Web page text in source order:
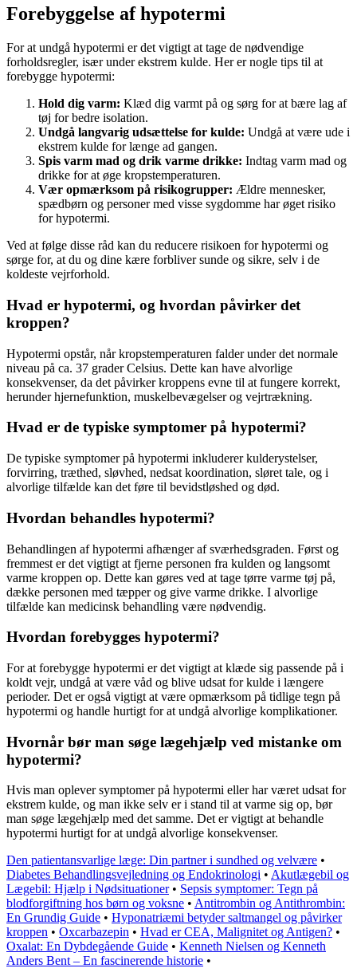
Forebyggelse af hypotermi
For at undgå hypotermi er det vigtigt at tage de nødvendige
forholdsregler, især under ekstrem kulde. Her er nogle tips til at
forebygge hypotermi:
Hold dig varm: Klæd dig varmt på og sørg for at bære lag af
tøj for bedre isolation.
Undgå langvarig udsættelse for kulde: Undgå at være ude i
ekstrem kulde for længe ad gangen.
Spis varm mad og drik varme drikke: Indtag varm mad og
drikke for at øge kropstemperaturen.
Vær opmærksom på risikogrupper: Ældre mennesker,
spædbørn og personer med visse sygdomme har øget risiko
for hypotermi.
Ved at følge disse råd kan du reducere risikoen for hypotermi og
sørge for, at du og dine kære forbliver sunde og sikre, selv i de
koldeste vejrforhold.
Hvad er hypotermi, og hvordan påvirker det
kroppen?
Hypotermi opstår, når kropstemperaturen falder under det normale
niveau på ca. 37 grader Celsius. Dette kan have alvorlige
konsekvenser, da det påvirker kroppens evne til at fungere korrekt,
herunder hjernefunktion, muskelbevægelser og vejrtrækning.
Hvad er de typiske symptomer på hypotermi?
De typiske symptomer på hypotermi inkluderer kulderystelser,
forvirring, træthed, sløvhed, nedsat koordination, sløret tale, og i
alvorlige tilfælde kan det føre til bevidstløshed og død.
Hvordan behandles hypotermi?
Behandlingen af hypotermi afhænger af sværhedsgraden. Først og
fremmest er det vigtigt at fjerne personen fra kulden og langsomt
varme kroppen op. Dette kan gøres ved at tage tørre varme tøj på,
dække personen med tæpper og give varme drikke. I alvorlige
tilfælde kan medicinsk behandling være nødvendig.
Hvordan forebygges hypotermi?
For at forebygge hypotermi er det vigtigt at klæde sig passende på i
koldt vejr, undgå at være våd og blive udsat for kulde i længere
perioder. Det er også vigtigt at være opmærksom på tidlige tegn på
hypotermi og handle hurtigt for at undgå alvorlige komplikationer.
Hvornår bør man søge lægehjælp ved mistanke om
hypotermi?
Hvis man oplever symptomer på hypotermi eller har været udsat for
ekstrem kulde, og man ikke selv er i stand til at varme sig op, bør
man søge lægehjælp med det samme. Det er vigtigt at behandle
hypotermi hurtigt for at undgå alvorlige konsekvenser.
Den patientansvarlige læge: Din partner i sundhed og velvære •
Diabetes Behandlingsvejledning og Endokrinologi • Akutlægebil og
Lægebil: Hjælp i Nødsituationer• Sepsis symptomer: Tegn på
blodforgiftning hos børn og voksne • Antitrombin og Antithrombin:
En Grundig Guide • Hyponatriæmi betyder saltmangel og påvirker
kroppen • Oxcarbazepin • Hvad er CEA, Malignitet og Antigen? •
Oxalat: En Dybdegående Guide • Kenneth Nielsen og Kenneth
Anders Bent – En fascinerende historie •